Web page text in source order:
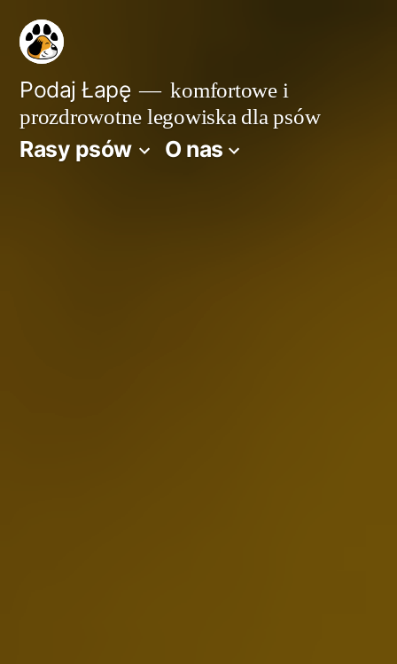
Przejdź
treściPodaj Łapę
komfortowe i
prozdrowotne legowiska dla psów
Rasy psów O nas